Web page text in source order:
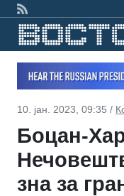
10. јан. 2023, 09:35 /
Боцан-
зна за